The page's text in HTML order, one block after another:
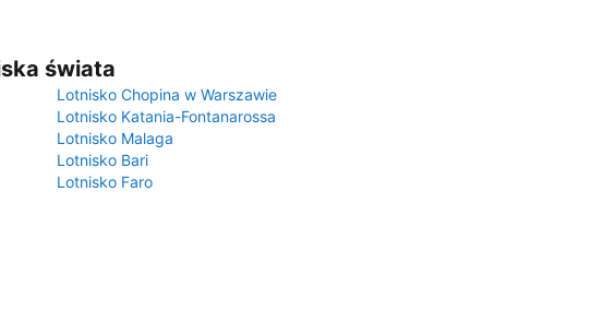
świata
Lotnisko Chopina w Warszawie
Lotnisko Katania-Fontanarossa
Lotnisko Malaga
Lotnisko Bari
Lotnisko Faro